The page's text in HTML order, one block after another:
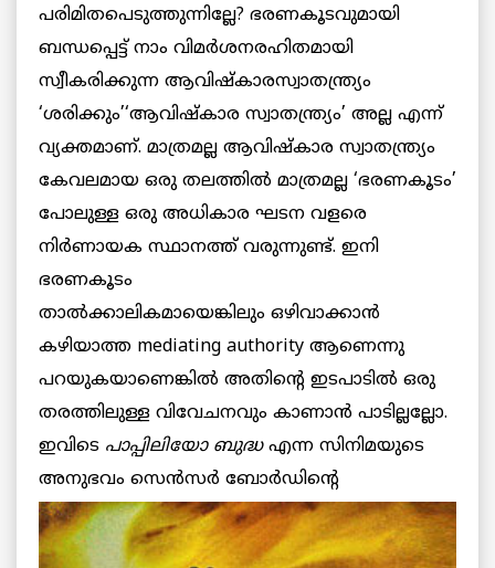
പരിമിതപെടുത്തുന്നില്ലേ? ഭരണകൂടവുമായി
ബന്ധപ്പെട്ട് നാം വിമര്‍ശനരഹിതമായി
സ്വീകരിക്കുന്ന ആവിഷ്കാരസ്വാതന്ത്ര്യം
‘ശരിക്കും’‘ആവിഷ്കാര സ്വാതന്ത്ര്യം’ അല്ല എന്ന്
വ്യക്തമാണ്. മാത്രമല്ല ആവിഷ്കാര സ്വാതന്ത്ര്യം
കേവലമായ ഒരു തലത്തില്‍ മാത്രമല്ല ‘ഭരണകൂടം’
പോലുള്ള ഒരു അധികാര ഘടന വളരെ
നിര്‍ണായക സ്ഥാനത്ത് വരുന്നുണ്ട്. ഇനി
ഭരണകൂടം
താല്‍ക്കാലികമായെങ്കിലും ഒഴിവാക്കാന്‍
കഴിയാത്ത mediating authority ആണെന്നു
പറയുകയാണെങ്കില്‍ അതിന്റെ ഇടപാടില്‍ ഒരു
തരത്തിലുള്ള വിവേചനവും കാണാന്‍ പാടില്ലല്ലോ.
ഇവിടെ പാപ്പിലിയോ ബുദ്ധഎന്ന സിനിമയുടെ
അനുഭവം സെന്‍സര്‍ ബോര്‍ഡിന്റെ